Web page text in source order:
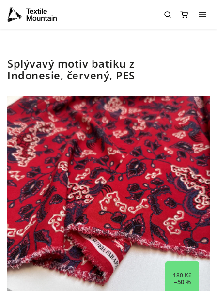
Splývavý motiv batiku z
Indonesie, červený, PES
180 Kč
–50 %